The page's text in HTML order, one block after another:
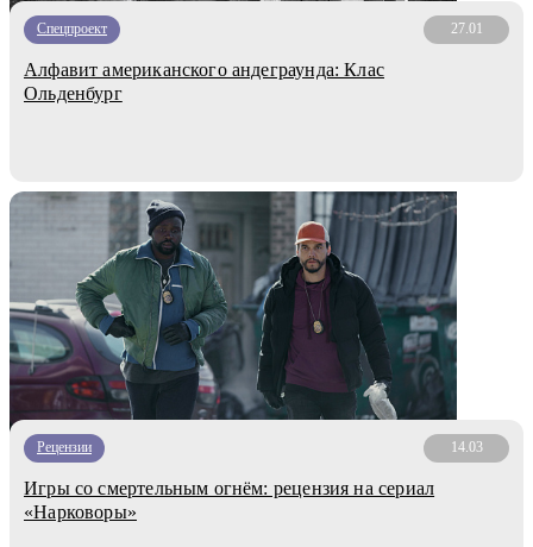
Спецпроект 27.01
Алфавит американского андеграунда: Клас
Ольденбург
Рецензии 14.03
Игры со смертельным огнём: рецензия на сериал
«Нарковоры»